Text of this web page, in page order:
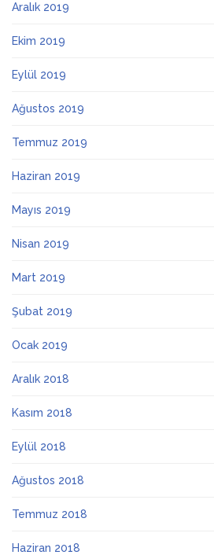
Aralık 2019
Ekim 2019
Eylül 2019
Ağustos 2019
Temmuz 2019
Haziran 2019
Mayıs 2019
Nisan 2019
Mart 2019
Şubat 2019
Ocak 2019
Aralık 2018
Kasım 2018
Eylül 2018
Ağustos 2018
Temmuz 2018
Haziran 2018